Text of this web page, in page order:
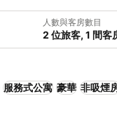
人數與客房數目
2 位旅客, 1 間客
服務式公寓 豪華 非吸煙